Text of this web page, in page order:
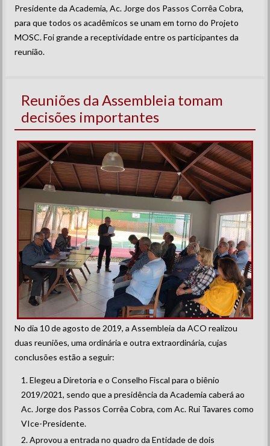
Presidente da Academia, Ac. Jorge dos Passos Corrêa Cobra,
para que todos os acadêmicos se unam em torno do Projeto
MOSC. Foi grande a receptividade entre os participantes da
reunião.
Reuniões da Assembleia tomam
decisões importantes
No dia 10 de agosto de 2019, a Assembleia da ACO realizou
duas reuniões, uma ordinária e outra extraordinária, cujas
conclusões estão a seguir:
Elegeu a Diretoria e o Conselho Fiscal para o biênio
2019/2021, sendo que a presidência da Academia caberá ao
Ac. Jorge dos Passos Corrêa Cobra, com Ac. Rui Tavares como
VIce-Presidente.
Aprovou a entrada no quadro da Entidade de dois